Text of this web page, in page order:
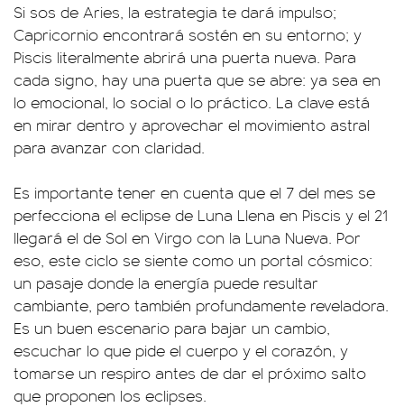
Si sos de Aries, la estrategia te dará impulso;
Capricornio encontrará sostén en su entorno; y
Piscis literalmente abrirá una puerta nueva. Para
cada signo, hay una puerta que se abre: ya sea en
lo emocional, lo social o lo práctico. La clave está
en mirar dentro y aprovechar el movimiento astral
para avanzar con claridad.
Es importante tener en cuenta que el 7 del mes se
perfecciona el eclipse de Luna Llena en Piscis y el 21
llegará el de Sol en Virgo con la Luna Nueva. Por
eso, este ciclo se siente como un portal cósmico:
un pasaje donde la energía puede resultar
cambiante, pero también profundamente reveladora.
Es un buen escenario para bajar un cambio,
escuchar lo que pide el cuerpo y el corazón, y
tomarse un respiro antes de dar el próximo salto
que proponen los eclipses.